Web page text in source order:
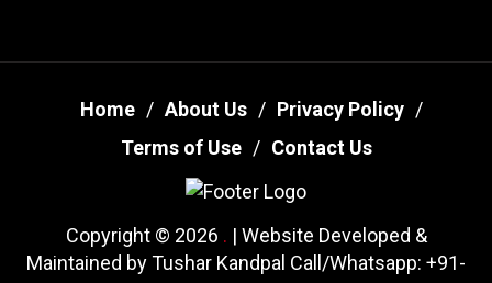
Home About Us
Privacy Policy
Terms of Use
Contact Us
Copyright © 2026 . | Website Developed &
Maintained by Tushar Kandpal Call/Whatsapp: +91-